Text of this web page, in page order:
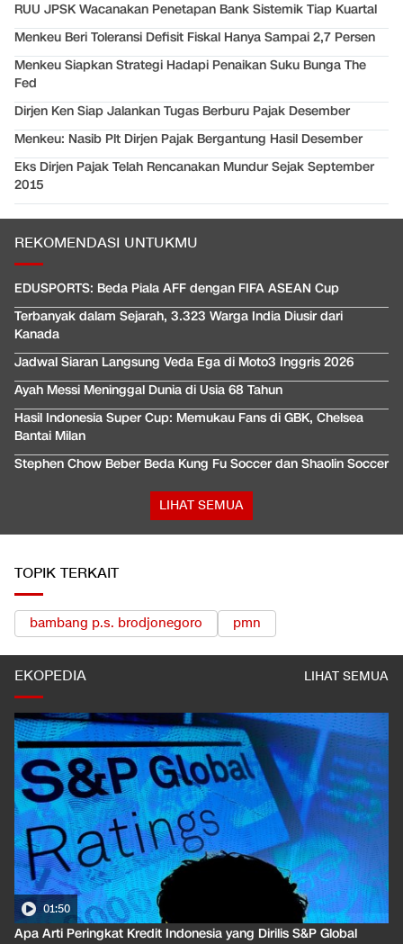
RUU JPSK Wacanakan Penetapan Bank Sistemik Tiap Kuartal
Menkeu Beri Toleransi Defisit Fiskal Hanya Sampai 2,7 Persen
Menkeu Siapkan Strategi Hadapi Penaikan Suku Bunga The
Fed
Dirjen Ken Siap Jalankan Tugas Berburu Pajak Desember
Menkeu: Nasib Plt Dirjen Pajak Bergantung Hasil Desember
Eks Dirjen Pajak Telah Rencanakan Mundur Sejak September
2015
REKOMENDASI UNTUKMU
EDUSPORTS: Beda Piala AFF dengan FIFA ASEAN Cup
Terbanyak dalam Sejarah, 3.323 Warga India Diusir dari
Kanada
Jadwal Siaran Langsung Veda Ega di Moto3 Inggris 2026
Ayah Messi Meninggal Dunia di Usia 68 Tahun
Hasil Indonesia Super Cup: Memukau Fans di GBK, Chelsea
Bantai Milan
Stephen Chow Beber Beda Kung Fu Soccer dan Shaolin Soccer
LIHAT SEMUA
TOPIK TERKAIT
bambang p.s. brodjonegoro pmn
EKOPEDIA LIHAT SEMUA
01:50
Apa Arti Peringkat Kredit Indonesia yang Dirilis S&P Global